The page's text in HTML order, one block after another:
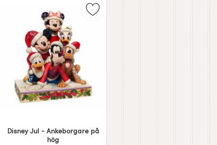
Disney Jul - Ankeborgare på
hög
Markera disney Jul -